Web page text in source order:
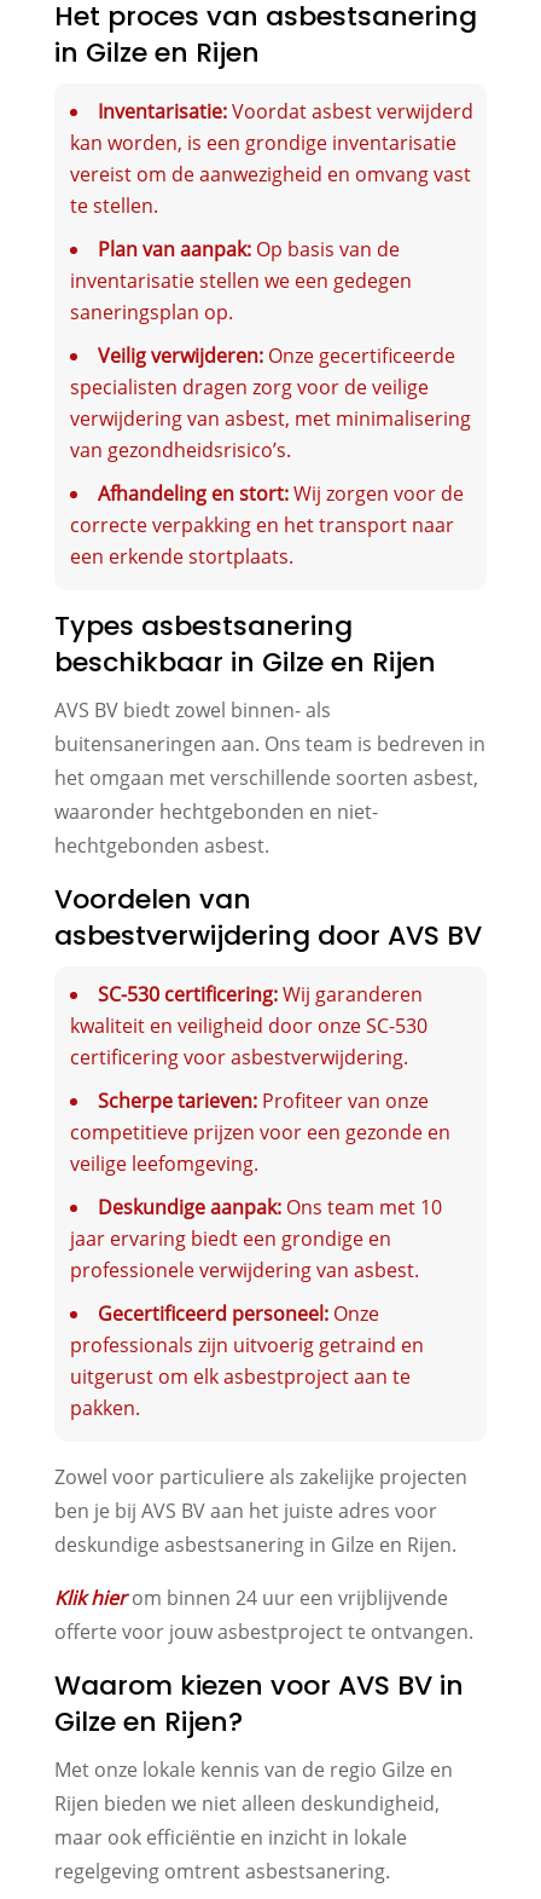
Het proces van asbestsanering
in Gilze en Rijen
Inventarisatie:Voordat asbest verwijderd
kan worden, is een grondige inventarisatie
vereist om de aanwezigheid en omvang vast
te stellen.
Plan van aanpak:Op basis van de
inventarisatie stellen we een gedegen
saneringsplan op.
Veilig verwijderen:Onze gecertificeerde
specialisten dragen zorg voor de veilige
verwijdering van asbest, met minimalisering
van gezondheidsrisico’s.
Afhandeling en stort:Wij zorgen voor de
correcte verpakking en het transport naar
een erkende stortplaats.
Types asbestsanering
beschikbaar in Gilze en Rijen
AVS BV biedt zowel binnen- als
buitensaneringen aan. Ons team is bedreven in
het omgaan met verschillende soorten asbest,
waaronder hechtgebonden en niet-
hechtgebonden asbest.
Voordelen van
asbestverwijdering door AVS BV
SC-530 certificering:Wij garanderen
kwaliteit en veiligheid door onze SC-530
certificering voor asbestverwijdering.
Scherpe tarieven:Profiteer van onze
competitieve prijzen voor een gezonde en
veilige leefomgeving.
Deskundige aanpak:Ons team met 10
jaar ervaring biedt een grondige en
professionele verwijdering van asbest.
Gecertificeerd personeel:Onze
professionals zijn uitvoerig getraind en
uitgerust om elk asbestproject aan te
pakken.
Zowel voor particuliere als zakelijke projecten
ben je bij AVS BV aan het juiste adres voor
deskundige asbestsanering in Gilze en Rijen.
Klik hierom binnen 24 uur een vrijblijvende
offerte voor jouw asbestproject te ontvangen.
Waarom kiezen voor AVS BV in
Gilze en Rijen?
Met onze lokale kennis van de regio Gilze en
Rijen bieden we niet alleen deskundigheid,
maar ook efficiëntie en inzicht in lokale
regelgeving omtrent asbestsanering.